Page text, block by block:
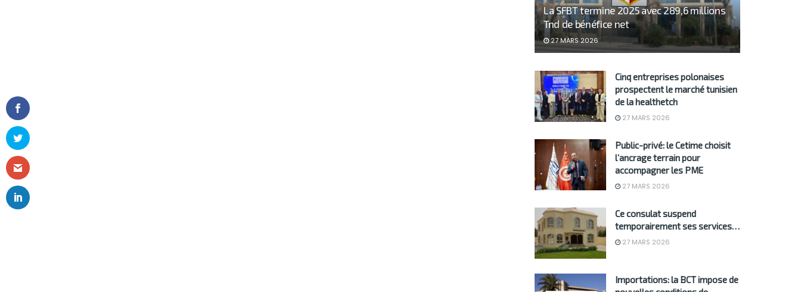
La SFBT termine 2025 avec 289,6 millions
Tnd de bénéfice net
27 MARS 2026
Cinq entreprises polonaises
prospectent le marché tunisien
de la healthetch
27 MARS 2026
Public-privé: le Cetime choisit
l’ancrage terrain pour
accompagner les PME
27 MARS 2026
Ce consulat suspend
temporairement ses services…
27 MARS 2026
Importations: la BCT impose de